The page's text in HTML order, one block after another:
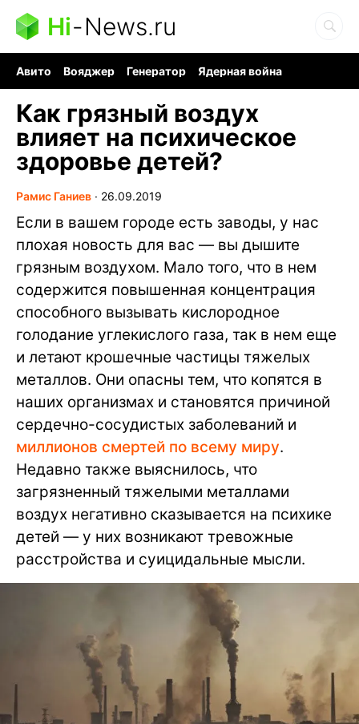
Hi-News.ru
Авито Вояджер Генератор
Ядерная война
Как грязный воздух
влияет на психическое
здоровье детей?
Рамис Ганиев ∙ 26.09.2019
Если в вашем городе есть заводы, у нас
плохая новость для вас — вы дышите
грязным воздухом. Мало того, что в нем
содержится повышенная концентрация
способного вызывать кислородное
голодание углекислого газа, так в нем еще
и летают крошечные частицы тяжелых
металлов. Они опасны тем, что копятся в
наших организмах и становятся причиной
сердечно-сосудистых заболеваний и
миллионов смертей по всему миру.
Недавно также выяснилось, что
загрязненный тяжелыми металлами
воздух негативно сказывается на психике
детей — у них возникают тревожные
расстройства и суицидальные мысли.